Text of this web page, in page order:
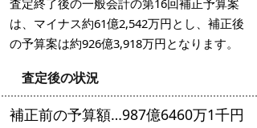
査定終了後の一般会計の第16回補正予算案
は、マイナス約61億2,542万円とし、補正後
の予算案は約926億3,918万円となります。
査定後の状況
補正前の予算額…987億6460万1千円